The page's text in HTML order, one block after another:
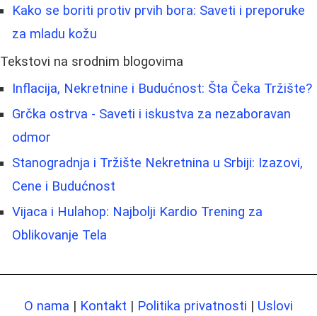
Kako se boriti protiv prvih bora: Saveti i preporuke
za mladu kožu
Tekstovi na srodnim blogovima
Inflacija, Nekretnine i Budućnost: Šta Čeka Tržište?
Grčka ostrva - Saveti i iskustva za nezaboravan
odmor
Stanogradnja i Tržište Nekretnina u Srbiji: Izazovi,
Cene i Budućnost
Vijaca i Hulahop: Najbolji Kardio Trening za
Oblikovanje Tela
O nama | Kontakt | Politika privatnosti | Uslovi